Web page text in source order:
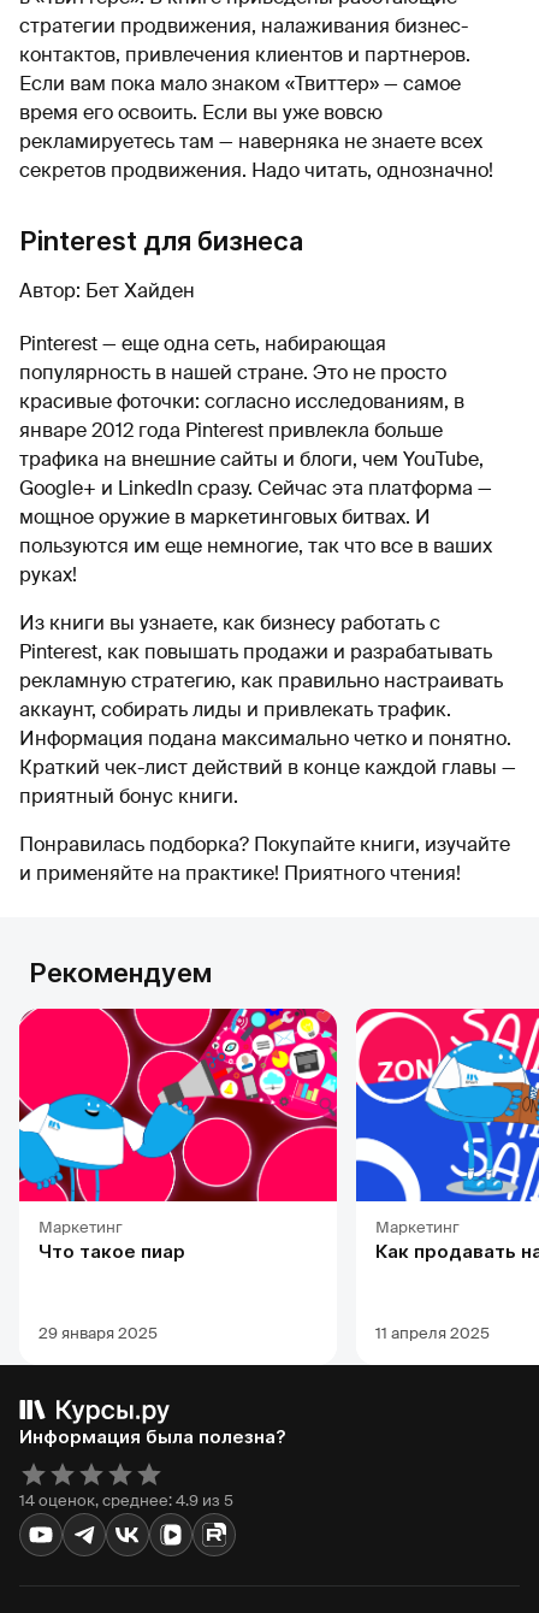
стратегии продвижения, налаживания бизнес-
контактов, привлечения клиентов и партнеров.
Если вам пока мало знаком «Твиттер» — самое
время его освоить. Если вы уже вовсю
рекламируетесь там — наверняка не знаете всех
секретов продвижения. Надо читать, однозначно!
Pinterest для бизнеса
Автор: Бет Хайден
Pinterest — еще одна сеть, набирающая
популярность в нашей стране. Это не просто
красивые фоточки: согласно исследованиям, в
январе 2012 года Pinterest привлекла больше
трафика на внешние сайты и блоги, чем YouTube,
Google+ и LinkedIn сразу. Сейчас эта платформа —
мощное оружие в маркетинговых битвах. И
пользуются им еще немногие, так что все в ваших
руках!
Из книги вы узнаете, как бизнесу работать с
Pinterest, как повышать продажи и разрабатывать
рекламную стратегию, как правильно настраивать
аккаунт, собирать лиды и привлекать трафик.
Информация подана максимально четко и понятно.
Краткий чек-лист действий в конце каждой главы —
приятный бонус книги.
Понравилась подборка? Покупайте книги, изучайте
и применяйте на практике! Приятного чтения!
Рекомендуем
Маркетинг
Что такое пиар
29 января 2025
Маркетинг
Как продавать
11 апреля 2025
Информация была полезна?
14 оценок, среднее: 4.9 из 5